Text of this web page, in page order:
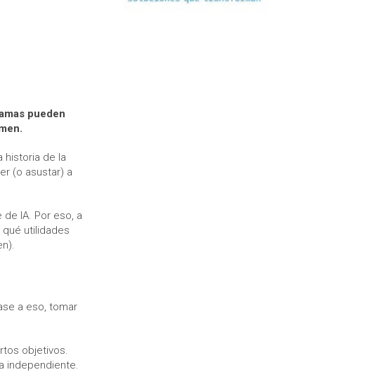
pueden
historia de la
(o asustar) a
IA. Por eso, a
utilidades
a eso, tomar
objetivos.
independiente.